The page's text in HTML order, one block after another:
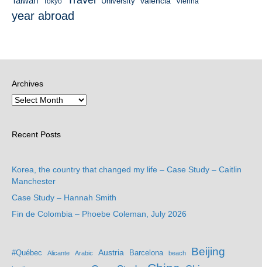
year abroad
Archives
Recent Posts
Korea, the country that changed my life – Case Study – Caitlin
Manchester
Case Study – Hannah Smith
Fin de Colombia – Phoebe Coleman, July 2026
#Québec Alicante Arabic Austria Barcelona beach Beijing